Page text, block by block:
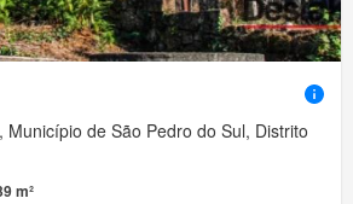
Município de São Pedro do Sul, Distrito
m²